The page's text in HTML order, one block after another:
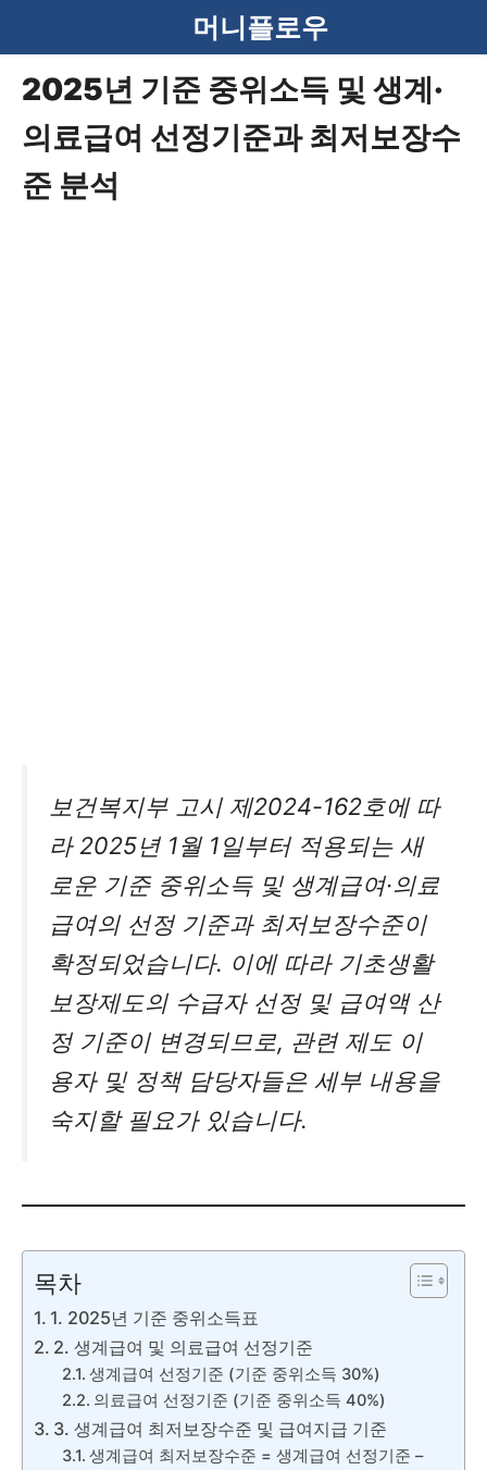
텐
머니플로우
2025년 기준 중위소득 및 생계·
의료급여 선정기준과 최저보장수
준 분석
보건복지부 고시 제2024-162호에 따
라 2025년 1월 1일부터 적용되는 새
로운 기준 중위소득 및 생계급여·의료
급여의 선정 기준과 최저보장수준이
확정되었습니다. 이에 따라 기초생활
보장제도의 수급자 선정 및 급여액 산
정 기준이 변경되므로, 관련 제도 이
용자 및 정책 담당자들은 세부 내용을
숙지할 필요가 있습니다.
목차
1. 2025년 기준 중위소득표
2. 생계급여 및 의료급여 선정기준
생계급여 선정기준 (기준 중위소득 30%)
의료급여 선정기준 (기준 중위소득 40%)
3. 생계급여 최저보장수준 및 급여지급 기준
생계급여 최저보장수준 = 생계급여 선정기준 –